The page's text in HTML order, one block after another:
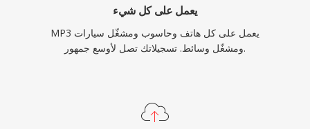
يعمل على كل شيء
MP3 يعمل على كل هاتف وحاسوب ومشغّل سيارات
ومشغّل وسائط. تسجيلاتك تصل لأوسع جمهور.